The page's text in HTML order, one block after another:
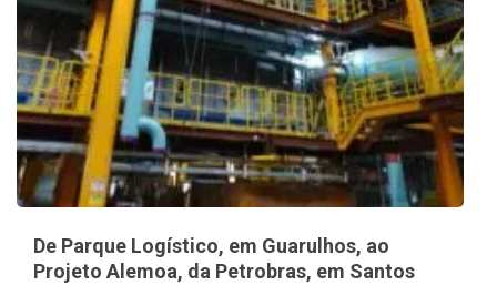
De Parque Logístico, em Guarulhos, ao
Projeto Alemoa, da Petrobras, em Santos